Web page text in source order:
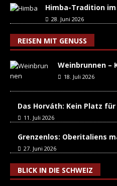
Himba-Tradition
28. Juni 2026
REISEN MIT GENUSS
Weinbrunnen –
18. Juli 2026
Das Horváth: Kein Platz
11. Juli 2026
Grenzenlos: Oberitaliens
27. Juni 2026
BLICK IN DIE SCHWEIZ